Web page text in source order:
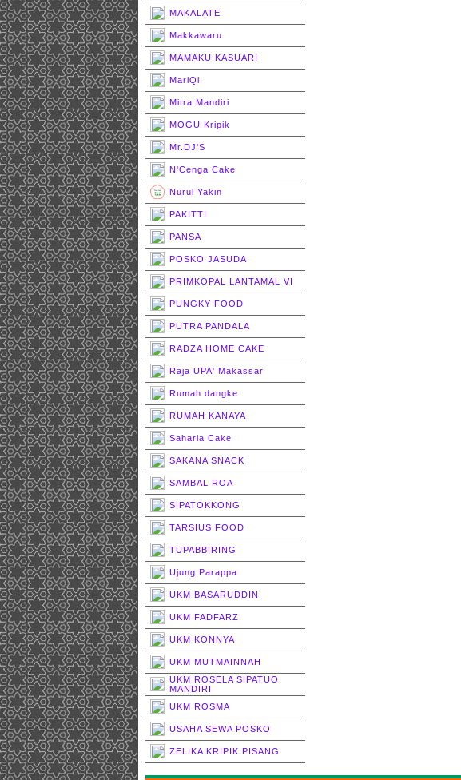
MAKALATE
Makkawaru
MAMAKU KASUARI
MariQi
Mitra Mandiri
MOGU Kripik
Mr.DJ'S
N'Cenga Cake
Nurul Yakin
PAKITTI
PANSA
POSKO JASUDA
PRIMKOPAL LANTAMAL VI
PUNGKY FOOD
PUTRA PANDALA
RADZA HOME CAKE
Raja UPA' Makassar
Rumah dangke
RUMAH KANAYA
Saharia Cake
SAKANA SNACK
SAMBAL ROA
SIPATOKKONG
TARSIUS FOOD
TUPABBIRING
Ujung Parappa
UKM BASARUDDIN
UKM FADFARZ
UKM KONNYA
UKM MUTMAINNAH
UKM ROSELA SIPATUO
MANDIRI
UKM ROSMA
USAHA SEWA POSKO
ZELIKA KRIPIK PISANG